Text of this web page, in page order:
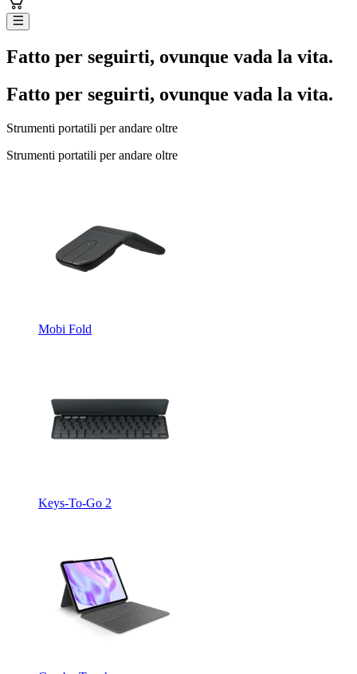
Fatto per seguirti, ovunque vada la vita.
Fatto per seguirti, ovunque vada la vita.
Strumenti portatili per andare oltre
Strumenti portatili per andare oltre
Mobi Fold
Keys-To-Go 2